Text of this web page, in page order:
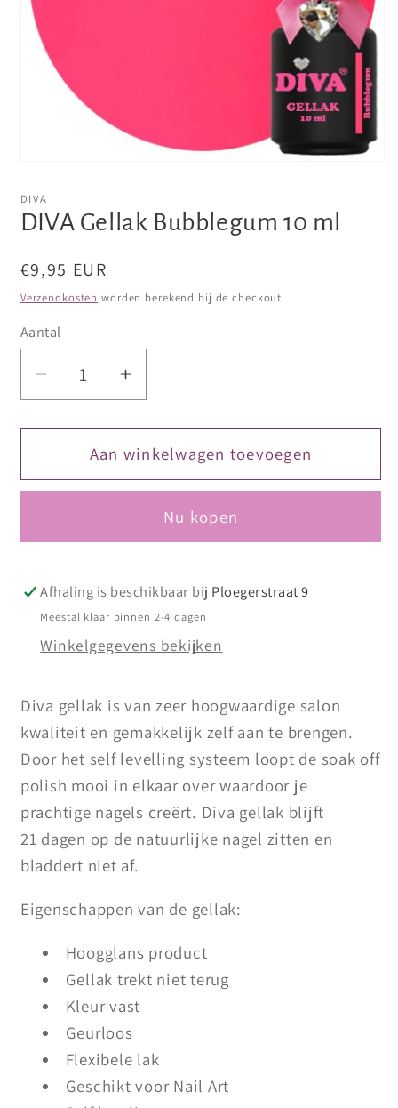
openen
in
modaal
DIVA
DIVA Gellak Bubblegum 10 ml
Normale
prijs
€9,95 EUR
Verzendkosten worden berekend bij de checkout.
Aantal
Aantal
verlagen
voor
Gellak
ml
Aantal
verhogen
voor
DIVA
Gellak
ml
Aan winkelwagen toevoegen
Nu kopen
Afhaling is beschikbaar bij Ploegerstraat 9
Meestal klaar binnen 2-4 dagen
Winkelgegevens bekijken
Diva gellak is van zeer hoogwaardige salon
kwaliteit en gemakkelijk zelf aan te brengen.
Door het self levelling systeem loopt de soak off
polish mooi in elkaar over waardoor je
prachtige nagels creërt. Diva gellak blijft
21 dagen op de natuurlijke nagel zitten en
bladdert niet af.
Eigenschappen van de gellak:
Hoogglans product
Gellak trekt niet terug
Kleur vast
Geurloos
Flexibele lak
Geschikt voor Nail Art